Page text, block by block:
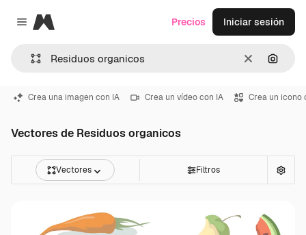
Close menu
Magnific
Borrar
Precios Iniciar sesión
Crea una imagen con IA Crea un vídeo con IA Crea un icono
Vectores de Residuos organicos
Vectores Filtros